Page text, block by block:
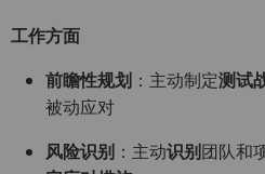
工作方面
前瞻性规划 ：主动制定测试
被动应对
风险识别 ：主动识别团队和